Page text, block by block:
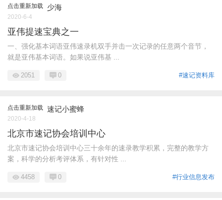
点击重新加载 少海
2020-6-4
亚伟提速宝典之一
一、强化基本词语亚伟速录机双手并击一次记录的任意两个音节，
就是亚伟基本词语。如果说亚伟基 ...
#速记资料库
2051 0
点击重新加载 速记小蜜蜂
2020-4-18
北京市速记协会培训中心
北京市速记协会培训中心三十余年的速录教学积累，完整的教学方
案，科学的分析考评体系，有针对性 ...
#行业信息发布
4458 0